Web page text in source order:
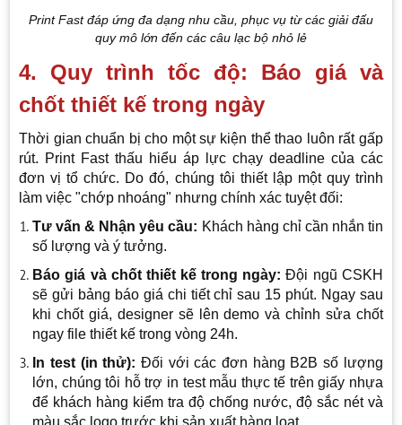
Print Fast đáp ứng đa dạng nhu cầu, phục vụ từ các giải đấu
quy mô lớn đến các câu lạc bộ nhỏ lẻ
4. Quy trình tốc độ: Báo giá và
chốt thiết kế trong ngày
Thời gian chuẩn bị cho một sự kiện thể thao luôn rất gấp
rút. Print Fast thấu hiểu áp lực chạy deadline của các
đơn vị tổ chức. Do đó, chúng tôi thiết lập một quy trình
làm việc "chớp nhoáng" nhưng chính xác tuyệt đối:
Tư vấn & Nhận yêu cầu: Khách hàng chỉ cần nhắn tin
số lượng và ý tưởng.
Báo giá và chốt thiết kế trong ngày: Đội ngũ CSKH
sẽ gửi bảng báo giá chi tiết chỉ sau 15 phút. Ngay sau
khi chốt giá, designer sẽ lên demo và chỉnh sửa chốt
ngay file thiết kế trong vòng 24h.
In test (in thử): Đối với các đơn hàng B2B số lượng
lớn, chúng tôi hỗ trợ in test mẫu thực tế trên giấy nhựa
để khách hàng kiểm tra độ chống nước, độ sắc nét và
màu sắc logo trước khi sản xuất hàng loạt.